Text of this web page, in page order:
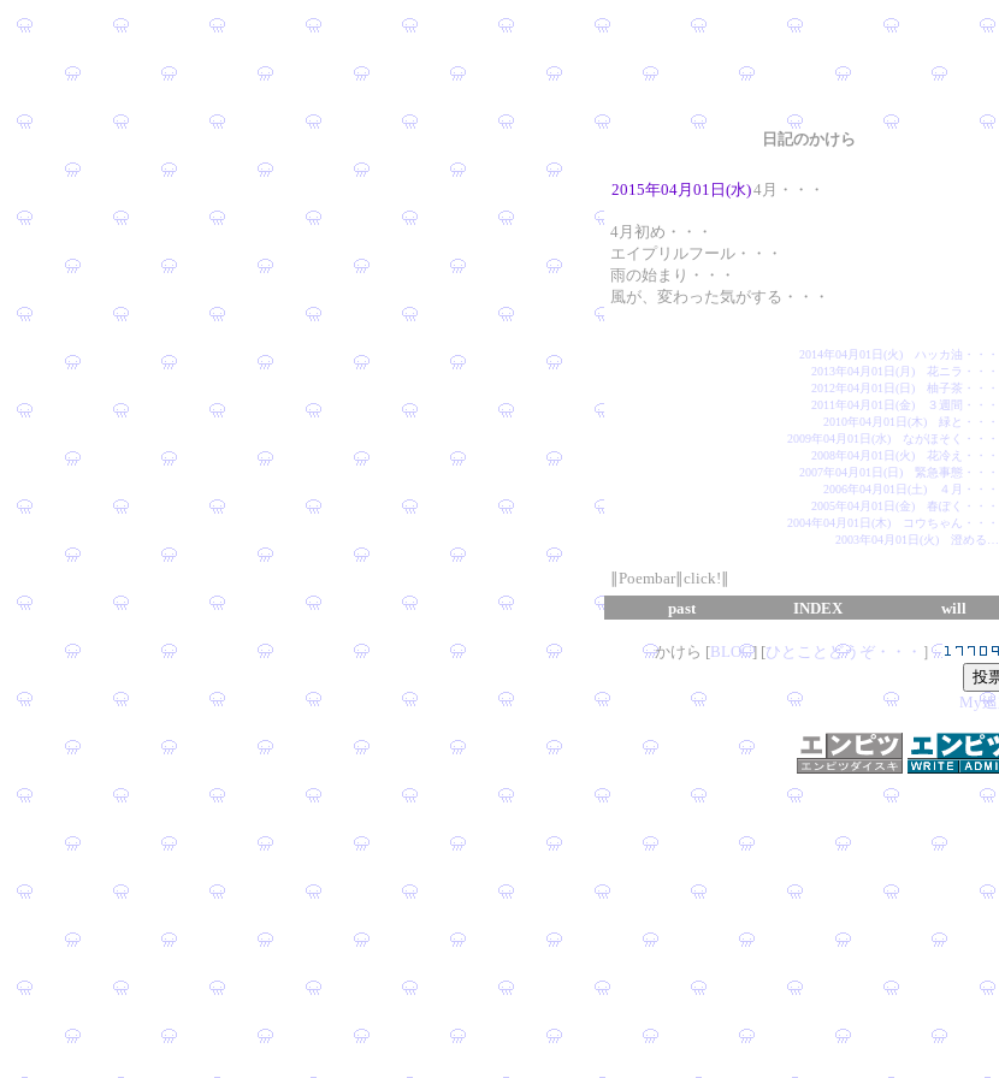
日記のかけら
2015年04月01日(水)4月・・・
4月初め・・・
エイプリルフール・・・
雨の始まり・・・
風が、変わった気がする・・・
2014年04月01日(火) ハッカ油・・・
2013年04月01日(月) 花ニラ・・・
2012年04月01日(日) 柚子茶・・・
2011年04月01日(金) ３週間・・・
2010年04月01日(木) 緑と・・・
2009年04月01日(水) ながほそく・・・
2008年04月01日(火) 花冷え・・・
2007年04月01日(日) 緊急事態・・・
2006年04月01日(土) ４月・・・
2005年04月01日(金) 春ぽく・・・
2004年04月01日(木) コウちゃん・・・
2003年04月01日(火) 澄める…
∥Poembar∥click!∥
past
INDEX will
かけら [BLOG] [ひとことどうぞ・・・ ］
My